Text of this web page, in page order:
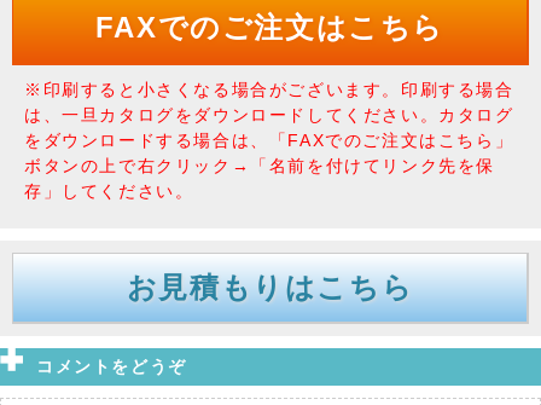
FAXでのご注文はこちら
※印刷すると小さくなる場合がございます。印刷する場合
は、一旦カタログをダウンロードしてください。カタログ
をダウンロードする場合は、「FAXでのご注文はこちら」
ボタンの上で右クリック→「名前を付けてリンク先を保
存」してください。
お見積もりはこちら
コメントをどうぞ